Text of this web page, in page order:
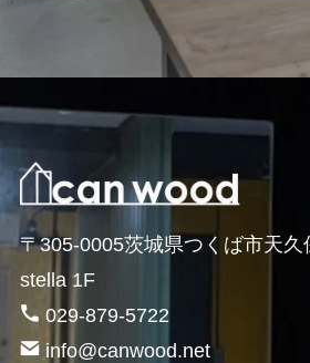
〒305-0005茨城県つくば市天
stella 1F
029-879-5722
info@canwood.net